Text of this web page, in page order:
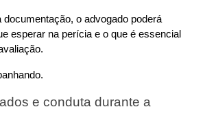
documentação, o advogado poderá
esperar na perícia e o que é essencial
e conduta durante a